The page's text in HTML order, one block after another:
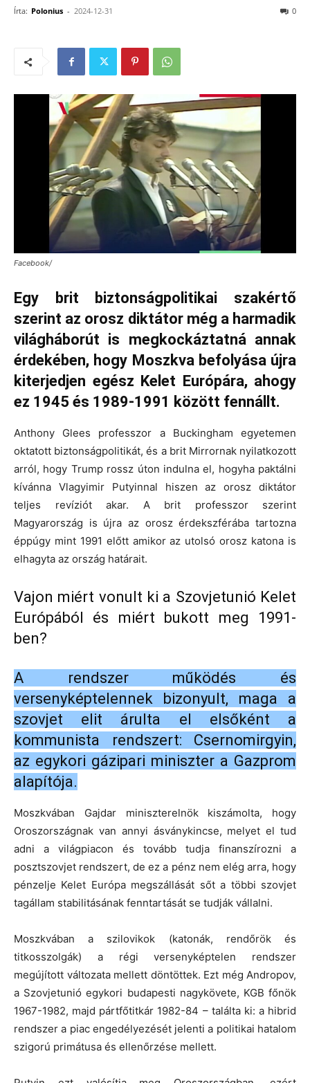
Írta: Polonius - 2024-12-31 0
Facebook/
Egy brit biztonságpolitikai szakértő
szerint az orosz diktátor még a harmadik
világháborút is megkockáztatná annak
érdekében, hogy Moszkva befolyása újra
kiterjedjen egész Kelet Európára, ahogy
ez 1945 és 1989-1991 között fennállt.
Anthony Glees professzor a Buckingham egyetemen
oktatott biztonságpolitikát, és a brit Mirrornak nyilatkozott
arról, hogy Trump rossz úton indulna el, hogyha paktálni
kívánna Vlagyimir Putyinnal hiszen az orosz diktátor
teljes revíziót akar. A brit professzor szerint
Magyarország is újra az orosz érdekszférába tartozna
éppúgy mint 1991 előtt amikor az utolsó orosz katona is
elhagyta az ország határait.
Vajon miért vonult ki a Szovjetunió Kelet
Európából és miért bukott meg 1991-
ben?
A rendszer működés és
versenyképtelennek bizonyult, maga a
szovjet elit árulta el elsőként a
kommunista rendszert: Csernomirgyin,
az egykori gázipari miniszter a Gazprom
alapítója.
Moszkvában Gajdar miniszterelnök kiszámolta, hogy
Oroszországnak van annyi ásványkincse, melyet el tud
adni a világpiacon és tovább tudja finanszírozni a
posztszovjet rendszert, de ez a pénz nem elég arra, hogy
pénzelje Kelet Európa megszállását sőt a többi szovjet
tagállam stabilitásának fenntartását se tudják vállalni.
Moszkvában a szilovikok (katonák, rendőrök és
titkosszolgák) a régi versenyképtelen rendszer
megújított változata mellett döntöttek. Ezt még Andropov,
a Szovjetunió egykori budapesti nagykövete, KGB főnök
1967-1982, majd pártfőtitkár 1982-84 – találta ki: a hibrid
rendszer a piac engedélyezését jelenti a politikai hatalom
szigorú primátusa és ellenőrzése mellett.